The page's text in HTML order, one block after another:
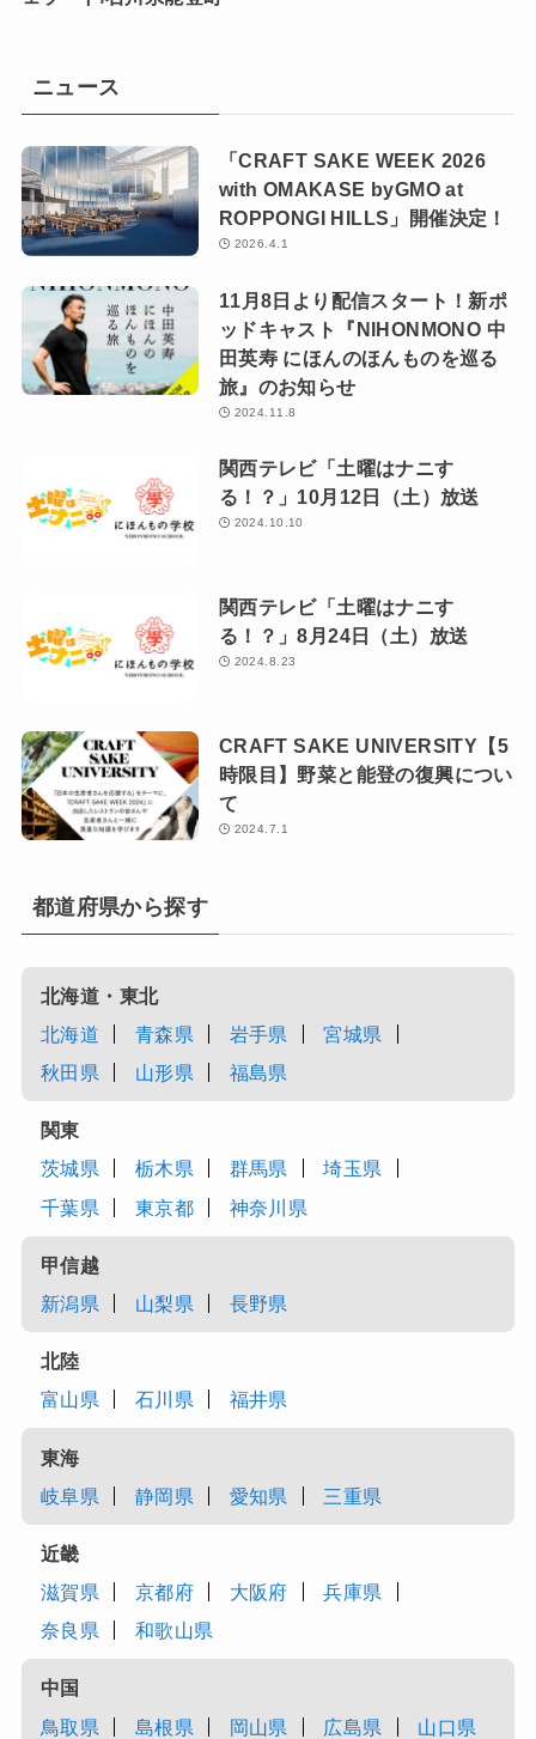
ニュース
「CRAFT SAKE WEEK 2026
with OMAKASE byGMO at
ROPPONGI HILLS」開催決定！
2026.4.1
11月8日より配信スタート！新ポ
ッドキャスト『NIHONMONO 中
田英寿 にほんのほんものを巡る
旅』のお知らせ
2024.11.8
関西テレビ「土曜はナニす
る！？」10月12日（土）放送
2024.10.10
関西テレビ「土曜はナニす
る！？」8月24日（土）放送
2024.8.23
CRAFT SAKE UNIVERSITY【5
時限目】野菜と能登の復興につい
て
2024.7.1
都道府県から探す
北海道・東北
北海道
青森県 岩手県
宮城県
秋田県
山形県 福島県
関東
茨城県
栃木県 群馬県
埼玉県
千葉県
東京都 神奈川県
甲信越
新潟県
山梨県 長野県
北陸
富山県
石川県 福井県
東海
岐阜県
静岡県 愛知県 三重県
近畿
滋賀県
京都府 大阪府
兵庫県
奈良県
和歌山県
中国
鳥取県
島根県 岡山県 広島県 山口県